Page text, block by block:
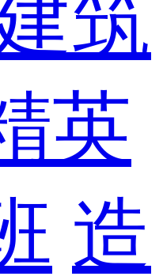
筑
英
造